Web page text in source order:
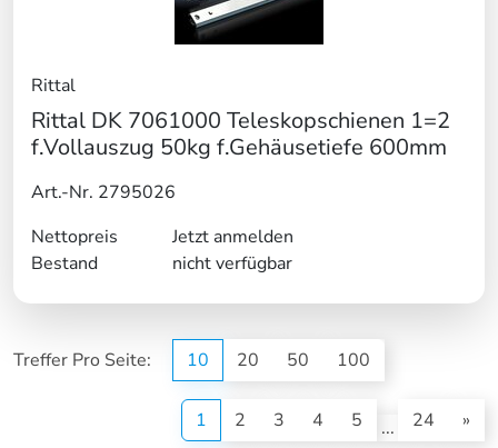
Rittal
Rittal DK 7061000 Teleskopschienen 1=2
f.Vollauszug 50kg f.Gehäusetiefe 600mm
Art.-Nr. 2795026
Nettopreis
Jetzt anmelden
Bestand
nicht verfügbar
Treffer Pro Seite: 10 20 50 100
1 (current)
2 3 4 5 ... 24 »